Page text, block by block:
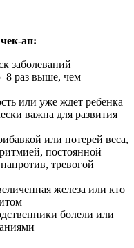
ап:
заболеваний
раз выше, чем
или уже ждет ребенка
важна для развития
или потерей веса,
постоянной
тревогой
железа или кто
болели или